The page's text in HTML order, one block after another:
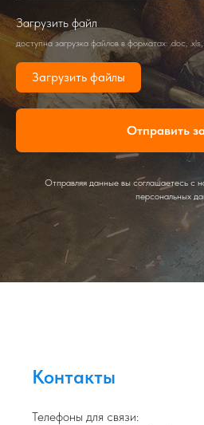
Загрузить файл
доступна загрузка файлов в форматах: .doc,
Загрузить файлы
Отправить
Отправляя данные вы соглашаетесь с
персональных
Контакты
Телефоны для связи: